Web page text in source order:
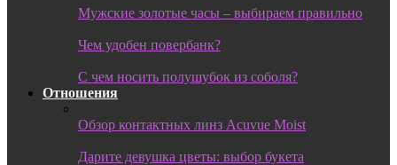
Мужские золотые часы – выбираем правильно
Чем удобен повербанк?
С чем носить полушубок из соболя?
Отношения
Обзор контактных линз Acuvue Moist
Дарите девушка цветы: выбор букета